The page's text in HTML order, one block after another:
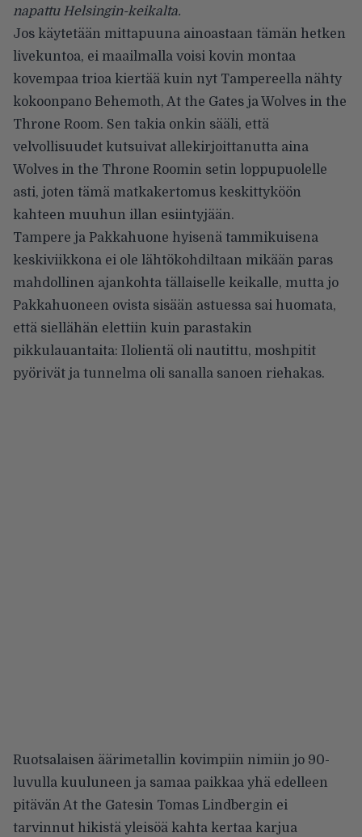
napattu Helsingin-keikalta.
Jos käytetään mittapuuna ainoastaan tämän hetken
livekuntoa, ei maailmalla voisi kovin montaa
kovempaa trioa kiertää kuin nyt Tampereella nähty
kokoonpano Behemoth, At the Gates ja Wolves in the
Throne Room. Sen takia onkin sääli, että
velvollisuudet kutsuivat allekirjoittanutta aina
Wolves in the Throne Roomin setin loppupuolelle
asti, joten tämä matkakertomus keskittyköön
kahteen muuhun illan esiintyjään.
Tampere ja Pakkahuone hyisenä tammikuisena
keskiviikkona ei ole lähtökohdiltaan mikään paras
mahdollinen ajankohta tällaiselle keikalle, mutta jo
Pakkahuoneen ovista sisään astuessa sai huomata,
että siellähän elettiin kuin parastakin
pikkulauantaita: Ilolientä oli nautittu, moshpitit
pyörivät ja tunnelma oli sanalla sanoen riehakas.
Ruotsalaisen äärimetallin kovimpiin nimiin jo 90-
luvulla kuuluneen ja samaa paikkaa yhä edelleen
pitävän At the Gatesin Tomas Lindbergin ei
tarvinnut hikistä yleisöä kahta kertaa karjua